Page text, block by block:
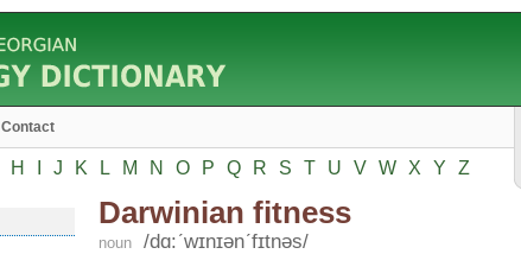
Contact
H J K L M N O P Q R S T U V W X Y Z
Darwinian fitness
noun /dɑ:ʹwɪnɪənʹfɪtnəs/